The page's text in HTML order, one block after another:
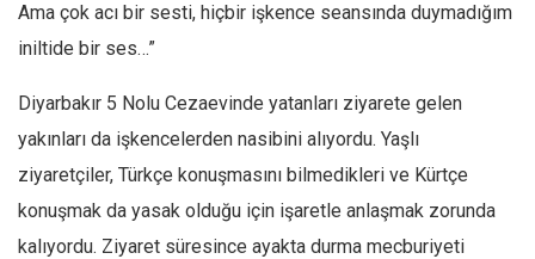
Ama çok acı bir sesti, hiçbir işkence seansında duymadığım
iniltide bir ses…”
Diyarbakır 5 Nolu Cezaevinde yatanları ziyarete gelen
yakınları da işkencelerden nasibini alıyordu. Yaşlı
ziyaretçiler, Türkçe konuşmasını bilmedikleri ve Kürtçe
konuşmak da yasak olduğu için işaretle anlaşmak zorunda
kalıyordu. Ziyaret süresince ayakta durma mecburiyeti